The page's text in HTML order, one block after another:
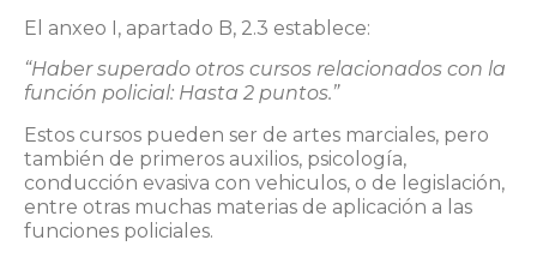
El anxeo I, apartado B, 2.3 establece:
“Haber superado otros cursos relacionados con la
función policial: Hasta 2 puntos.”
Estos cursos pueden ser de artes marciales, pero
también de primeros auxilios, psicología,
conducción evasiva con vehiculos, o de legislación,
entre otras muchas materias de aplicación a las
funciones policiales.